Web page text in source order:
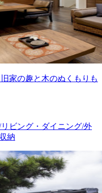
家の趣と木のぬくもりも
ビング・ダイニング/外
納